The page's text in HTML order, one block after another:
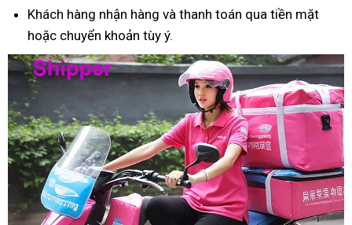
Khách hàng nhận hàng và thanh toán qua tiền mặt
hoặc chuyển khoản tùy ý.